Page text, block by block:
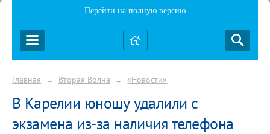
Перейти на полную версию
Главная → Вторая Волна → «Новости»
В Карелии юношу удалили с
экзамена из-за наличия телефона